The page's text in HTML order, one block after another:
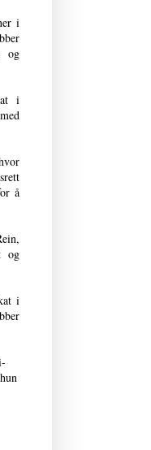
i
og
i
å
og
i